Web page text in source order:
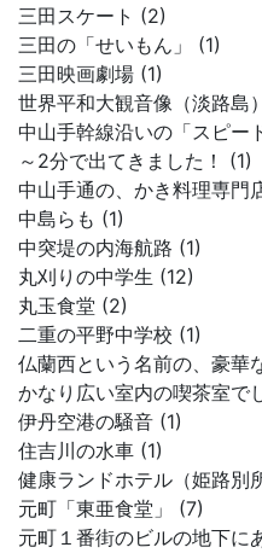
三田スケート (2)
三田の「せいもん」 (1)
三田映画劇場 (1)
世界平和大観音像（淡路島
中山手幹線沿いの「スピ
～2分で出てきました！ (1)
中山手通の、かき料理専
中島らも (1)
中突堤の内海航路 (1)
丸刈りの中学生 (12)
丸玉食堂 (2)
二重の平野中学校 (1)
仏蘭西という名前の、豪
かなり広い室内の喫茶室で
伊丹空港の騒音 (1)
住吉川の水車 (1)
健康ランドホテル（姫路別
元町「東亜食堂」 (7)
元町１番街のビルの地下に